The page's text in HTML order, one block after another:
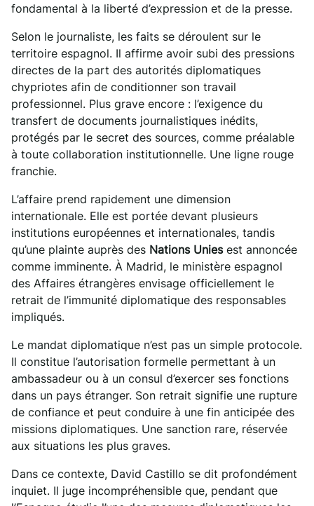
fondamental à la liberté d’expression et de la presse.
Selon le journaliste, les faits se déroulent sur le
territoire espagnol. Il affirme avoir subi des pressions
directes de la part des autorités diplomatiques
chypriotes afin de conditionner son travail
professionnel. Plus grave encore : l’exigence du
transfert de documents journalistiques inédits,
protégés par le secret des sources, comme préalable
à toute collaboration institutionnelle. Une ligne rouge
franchie.
L’affaire prend rapidement une dimension
internationale. Elle est portée devant plusieurs
institutions européennes et internationales, tandis
qu’une plainte auprès des Nations Uniesest annoncée
comme imminente. À Madrid, le ministère espagnol
des Affaires étrangères envisage officiellement le
retrait de l’immunité diplomatique des responsables
impliqués.
Le mandat diplomatique n’est pas un simple protocole.
Il constitue l’autorisation formelle permettant à un
ambassadeur ou à un consul d’exercer ses fonctions
dans un pays étranger. Son retrait signifie une rupture
de confiance et peut conduire à une fin anticipée des
missions diplomatiques. Une sanction rare, réservée
aux situations les plus graves.
Dans ce contexte, David Castillo se dit profondément
inquiet. Il juge incompréhensible que, pendant que